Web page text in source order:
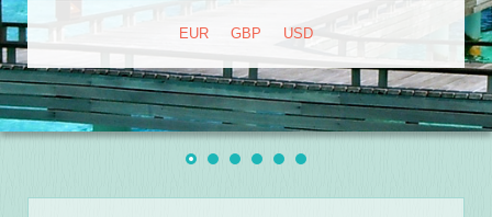
EUR GBP USD